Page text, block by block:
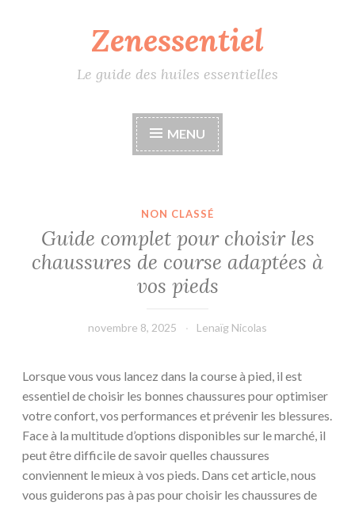
Zenessentiel
Le guide des huiles essentielles
MENU
NON CLASSÉ
Guide complet pour choisir les
chaussures de course adaptées à
vos pieds
novembre 8, 2025 Lenaïg Nicolas
Lorsque vous vous lancez dans la course à pied, il est
essentiel de choisir les bonnes chaussures pour optimiser
votre confort, vos performances et prévenir les blessures.
Face à la multitude d’options disponibles sur le marché, il
peut être difficile de savoir quelles chaussures
conviennent le mieux à vos pieds. Dans cet article, nous
vous guiderons pas à pas pour choisir les chaussures de